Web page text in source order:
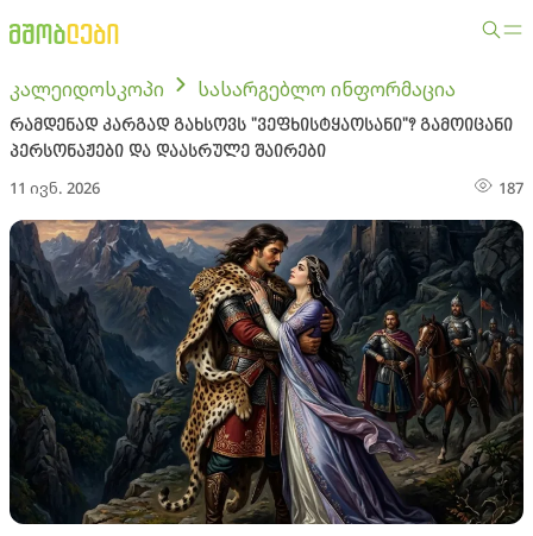
კალეიდოსკოპი სასარგებლო ინფორმაცია
რამდენად კარგად გახსოვს "ვეფხისტყაოსანი"? გამოიცანი
პერსონაჟები და დაასრულე შაირები
11 ივნ. 2026 187